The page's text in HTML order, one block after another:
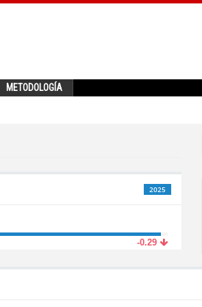
METODOLOGÍA
2025
-0.29